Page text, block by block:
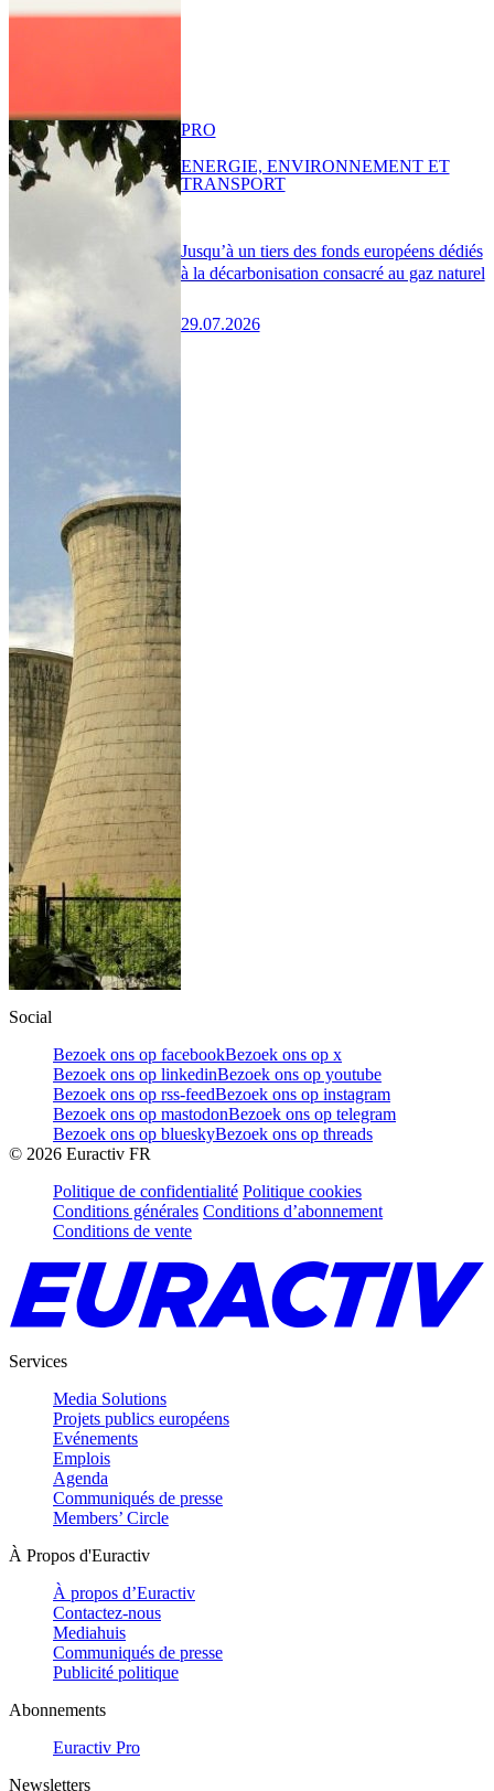
Jusqu’à un tiers des fonds européens dédiés
à la décarbonisation consacré au gaz naturel
29.07.2026
PRO
ENERGIE, ENVIRONNEMENT ET
TRANSPORT
Social
Bezoek ons op facebookBezoek ons op x
Bezoek ons op linkedinBezoek ons op youtube
Bezoek ons op rss-feedBezoek ons op instagram
Bezoek ons op mastodonBezoek ons op telegram
Bezoek ons op blueskyBezoek ons op threads
© 2026 Euractiv FR
Politique de confidentialité Politique cookies
Conditions générales Conditions d’abonnement
Conditions de vente
Services
Media Solutions
Projets publics européens
Evénements
Emplois
Agenda
Communiqués de presse
Members’ Circle
À Propos d'Euractiv
À propos d’Euractiv
Contactez-nous
Mediahuis
Communiqués de presse
Publicité politique
Abonnements
Euractiv Pro
Newsletters